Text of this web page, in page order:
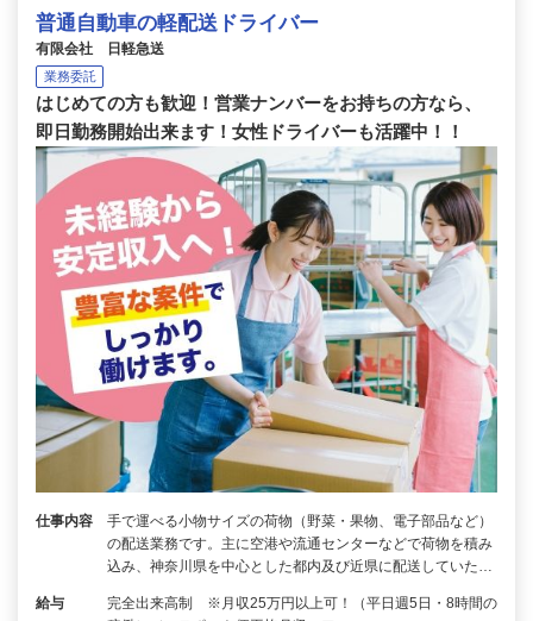
普通自動車の軽配送ドライバー
有限会社 日軽急送
業務委託
はじめての方も歓迎！営業ナンバーをお持ちの方なら、
即日勤務開始出来ます！女性ドライバーも活躍中！！
仕事内容
手で運べる小物サイズの荷物（野菜・果物、電子部品など）
の配送業務です。主に空港や流通センターなどで荷物を積み
込み、神奈川県を中心とした都内及び近県に配送していた…
給与
完全出来高制 ※月収25万円以上可！（平日週5日・8時間の